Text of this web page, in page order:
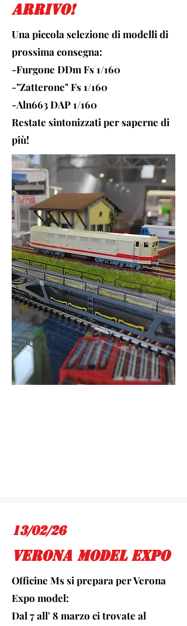
arrivo!
Una piccola selezione di modelli di
prossima consegna:
-Furgone DDm Fs 1/160
-"Zatterone" Fs 1/160
-Aln663 DAP 1/160
Restate sintonizzati per saperne di
più!
13/02/26
verona model expo
Officine Ms si prepara per Verona
Expo model:
Dal 7 all' 8 marzo ci trovate al